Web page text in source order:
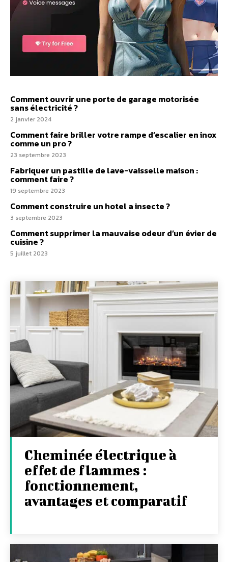
Comment ouvrir une porte de garage motorisée
sans électricité ?
2 janvier 2024
Comment faire briller votre rampe d’escalier en inox
comme un pro ?
23 septembre 2023
Fabriquer un pastille de lave-vaisselle maison :
comment faire ?
19 septembre 2023
Comment construire un hotel a insecte ?
3 septembre 2023
Comment supprimer la mauvaise odeur d’un évier de
cuisine ?
5 juillet 2023
Cheminée électrique à
effet de flammes :
fonctionnement,
avantages et comparatif